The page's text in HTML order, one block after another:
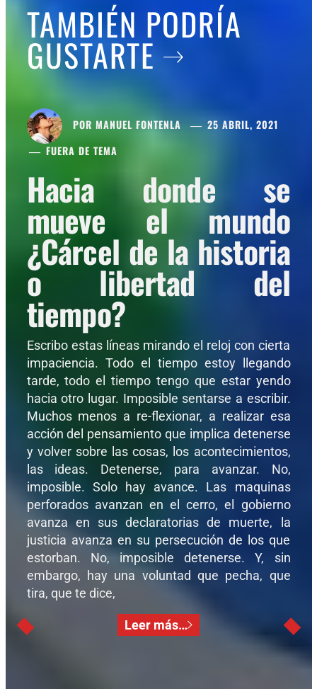
TAMBIÉN PODRÍA
GUSTARTE
POR MANUEL FONTENLA
25 ABRIL, 2021
FUERA DE TEMA
Hacia donde se
mueve el mundo
¿Cárcel de la historia
o libertad del
tiempo?
Escribo estas líneas mirando el reloj con cierta
impaciencia. Todo el tiempo estoy llegando
tarde, todo el tiempo tengo que estar yendo
hacia otro lugar. Imposible sentarse a escribir.
Muchos menos a re-flexionar, a realizar esa
acción del pensamiento que implica detenerse
y volver sobre las cosas, los acontecimientos,
las ideas. Detenerse, para avanzar. No,
imposible. Solo hay avance. Las maquinas
perforados avanzan en el cerro, el gobierno
avanza en sus declaratorias de muerte, la
justicia avanza en su persecución de los que
estorban. No, imposible detenerse. Y, sin
embargo, hay una voluntad que pecha, que
tira, que te dice,
Leer más…